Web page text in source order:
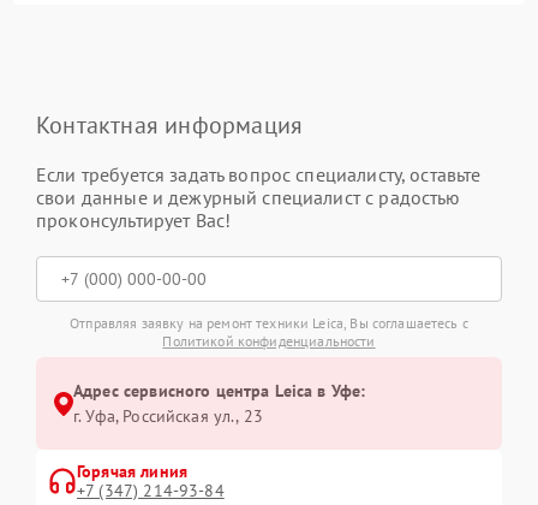
Контактная информация
Если требуется задать вопрос специалисту, оставьте
свои данные и дежурный специалист с радостью
проконсультирует Вас!
Отправляя заявку на ремонт техники Leica, Вы соглашаетесь с
Политикой конфиденциальности
Адрес сервисного центра Leica в Уфе:
г. Уфа, Российская ул., 23
Горячая линия
+7 (347) 214-93-84